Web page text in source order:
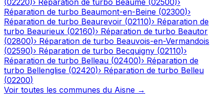
(02220)› Réparation de turbo Beaumé (02500)›
Réparation de turbo Beaumont-en-Beine (02300)›
Réparation de turbo Beaurevoir (02110)› Réparation de
turbo Beaurieux (02160)› Réparation de turbo Beautor
(02800)› Réparation de turbo Beauvois-en-Vermandois
(02590)› Réparation de turbo Becquigny (02110)›
Réparation de turbo Belleau (02400)› Réparation de
turbo Bellenglise (02420)› Réparation de turbo Belleu
(02200)
Voir toutes les communes du Aisne →